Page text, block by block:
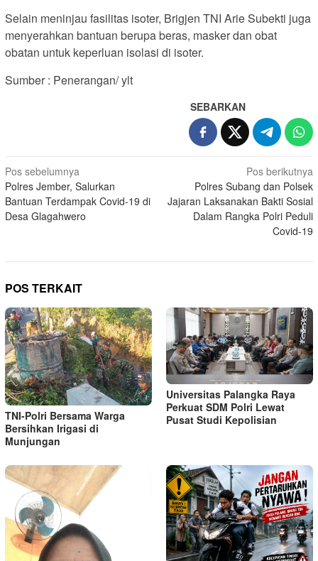
Selain meninjau fasilitas isoter, Brigjen TNI Arie Subekti juga
menyerahkan bantuan berupa beras, masker dan obat
obatan untuk keperluan isolasi di isoter.
Sumber : Penerangan/ ylt
SEBARKAN
Navigasi
pos
Pos sebelumnya
Polres Jember, Salurkan
Bantuan Terdampak Covid-19 di
Desa Glagahwero
Pos berikutnya
Polres Subang dan Polsek
Jajaran Laksanakan Bakti Sosial
Dalam Rangka Polri Peduli
Covid-19
POS TERKAIT
TNI-Polri Bersama Warga
Bersihkan Irigasi di
Munjungan
Universitas Palangka Raya
Perkuat SDM Polri Lewat
Pusat Studi Kepolisian